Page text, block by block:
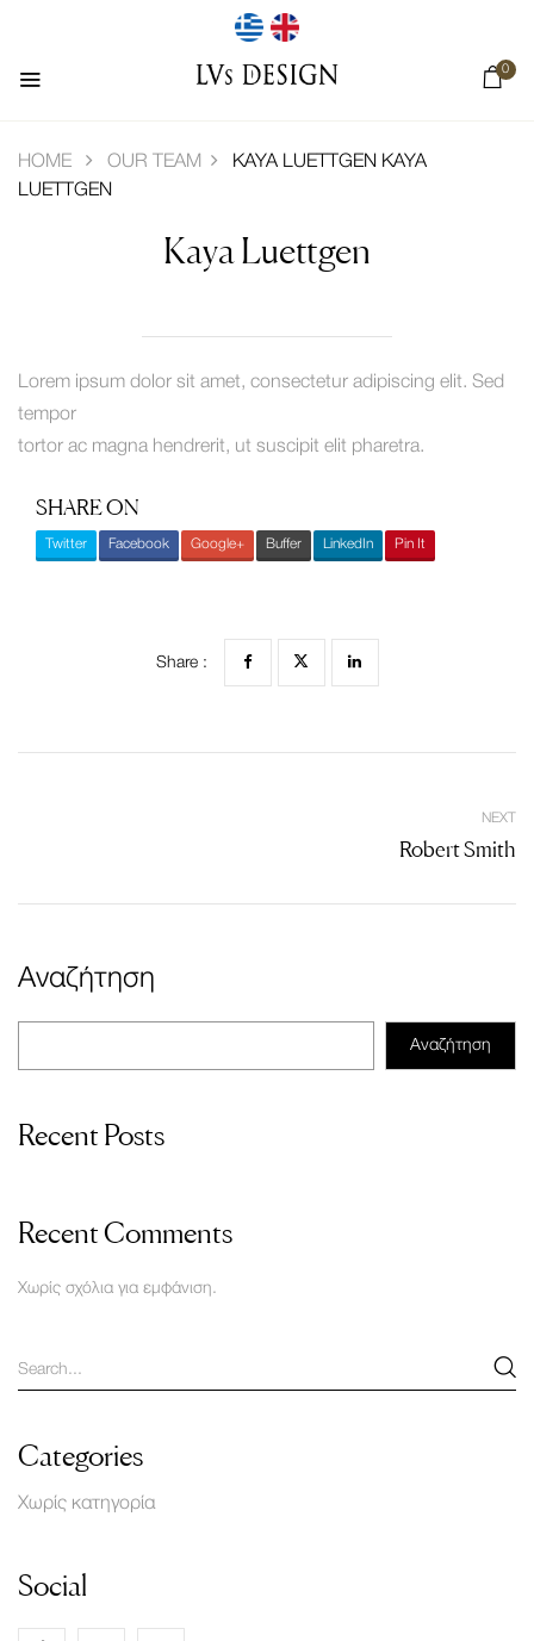
0
HOME OUR TEAM KAYA LUETTGEN KAYA
LUETTGEN
Kaya Luettgen
Αναζήτηση
Αναζήτηση
Recent Posts
Recent Comments
Χωρίς σχόλια για εμφάνιση.
Categories
Χωρίς κατηγορία
Social
Lorem ipsum dolor sit amet, consectetur adipiscing elit. Sed
tempor
tortor ac magna hendrerit, ut suscipit elit pharetra.
SHARE ON
Twitter Facebook Google+ Buffer LinkedIn Pin It
Share :
NEXT
Robert Smith